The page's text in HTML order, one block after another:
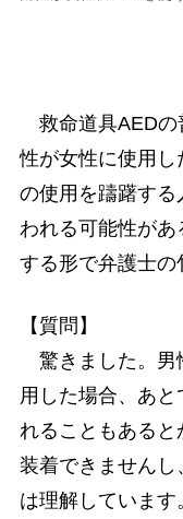
救命道具AEDの
性が女性に使用
の使用を躊躇する
われる可能性が
する形で弁護士の
【質問】
驚きました。男
用した場合、あ
れることもあると
装着できません
は理解していま